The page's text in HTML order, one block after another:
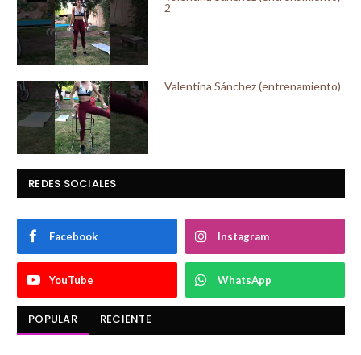
2
Valentina Sánchez (entrenamiento)
REDES SOCIALES
Facebook Instagram
YouTube WhatsApp
POPULAR RECIENTE